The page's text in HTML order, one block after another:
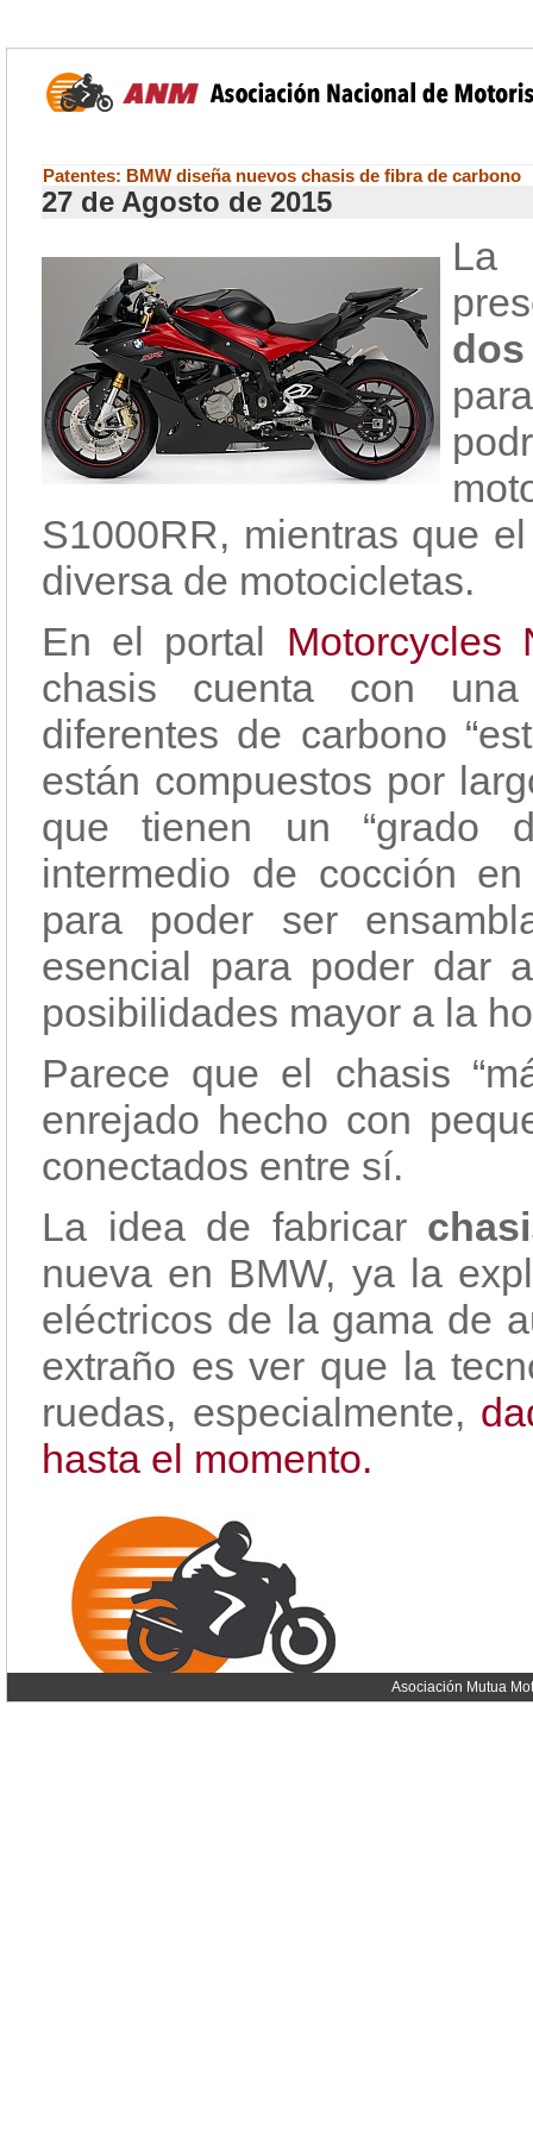
Patentes: BMW diseña nuevos chasis de fibra de carbono
27 de Agosto de 2015
La
S1000RR, mientras que
diversa de motocicletas.
En el portal
chasis cuenta con
diferentes de carbono
están compuestos por
que tienen un “grado
intermedio de cocción
para poder ser
esencial para poder dar
posibilidades mayor a la
Parece que el chasis
enrejado hecho con
conectados entre sí.
La idea de fabricar
nueva en BMW, ya la
eléctricos de la gama de
extraño es ver que la
ruedas, especialmente,
hasta el momento.
Asociación Mutua